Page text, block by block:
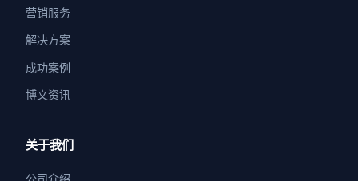
营销服务
解决方案
成功案例
博文资讯
关于我们